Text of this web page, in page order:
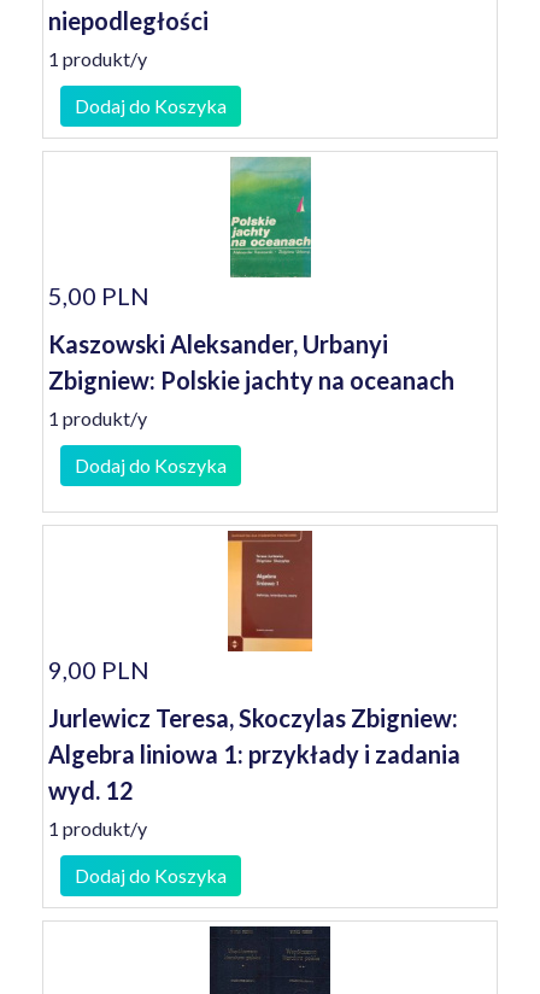
niepodległości
1 produkt/y
Dodaj do Koszyka
5,00 PLN
Kaszowski Aleksander, Urbanyi
Zbigniew: Polskie jachty na oceanach
1 produkt/y
Dodaj do Koszyka
9,00 PLN
Jurlewicz Teresa, Skoczylas Zbigniew:
Algebra liniowa 1: przykłady i zadania
wyd. 12
1 produkt/y
Dodaj do Koszyka